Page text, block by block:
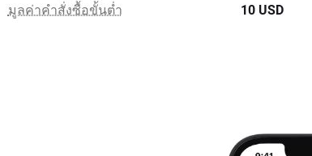
มูลค่าคำสั่งซื้อขั้นต่ำ 10 USD